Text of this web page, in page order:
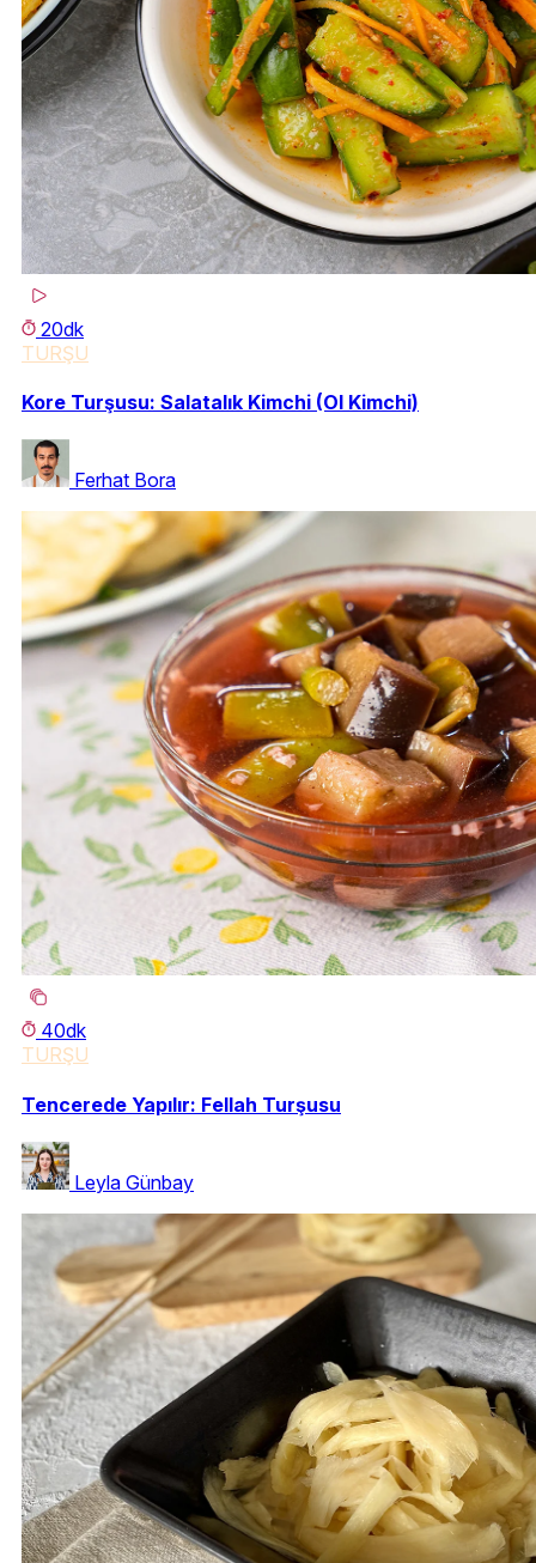
20dk
TURŞU
Kore Turşusu: Salatalık Kimchi (Ol Kimchi)
Ferhat Bora
40dk
TURŞU
Tencerede Yapılır: Fellah Turşusu
Leyla Günbay